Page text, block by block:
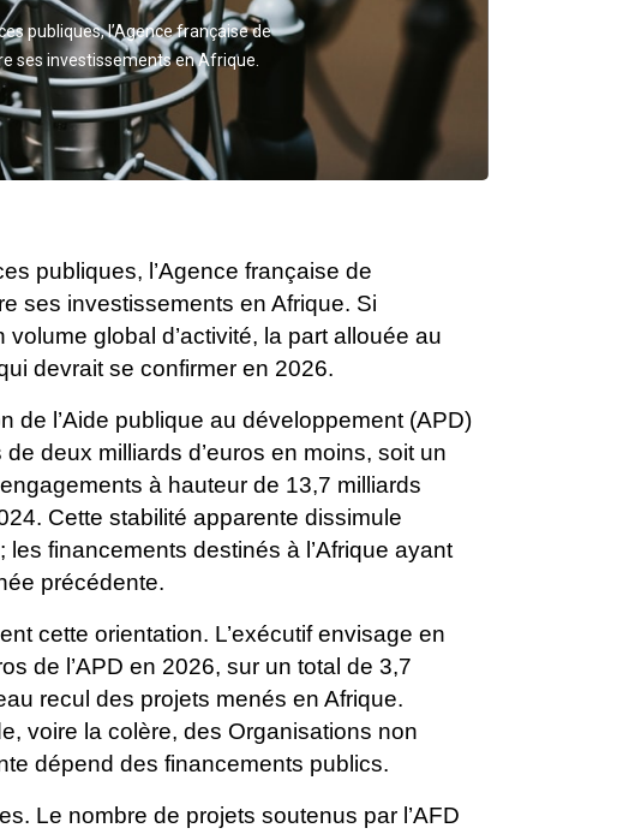
publiques, l’Agence française de
ses investissements en Afrique.
publiques, l’Agence française de
ses investissements en Afrique. Si
volume global d’activité, la part allouée au
devrait se confirmer en 2026.
de l’Aide publique au développement (APD)
de deux milliards d’euros en moins, soit un
à hauteur de 13,7 milliards
Cette stabilité apparente dissimule
les financements destinés à l’Afrique ayant
précédente.
cette orientation. L’exécutif envisage en
de l’APD en 2026, sur un total de 3,7
recul des projets menés en Afrique.
voire la colère, des Organisations non
dépend des financements publics.
Le nombre de projets soutenus par l’AFD